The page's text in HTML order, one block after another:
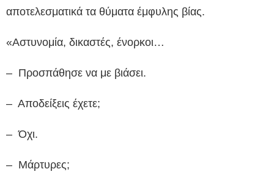
αποτελεσματικά τα θύματα έμφυλης βίας.
«Αστυνομία, δικαστές, ένορκοι…
– Προσπάθησε να με βιάσει.
– Αποδείξεις έχετε;
– Όχι.
– Μάρτυρες;